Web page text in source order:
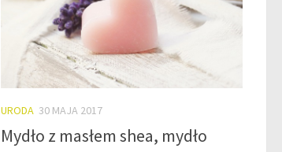
URODA 30 MAJA 2017
Mydło z masłem shea, mydło